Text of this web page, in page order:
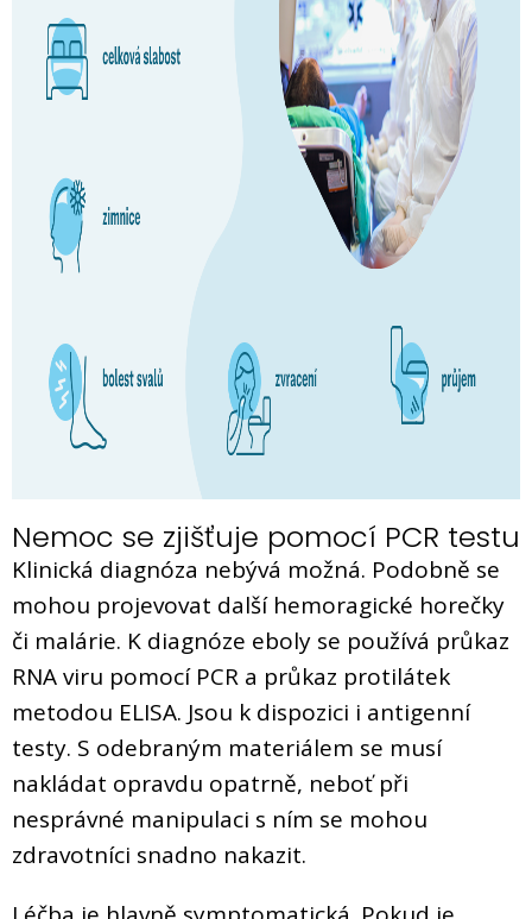
Nemoc se zjišťuje pomocí PCR testu
Klinická diagnóza nebývá možná. Podobně se
mohou projevovat další hemoragické horečky
či malárie. K diagnóze eboly se používá průkaz
RNA viru pomocí PCR a průkaz protilátek
metodou ELISA. Jsou k dispozici i antigenní
testy. S odebraným materiálem se musí
nakládat opravdu opatrně, neboť při
nesprávné manipulaci s ním se mohou
zdravotníci snadno nakazit.